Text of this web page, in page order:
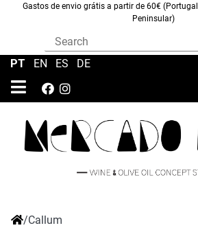
Gastos de envio grátis a partir de 60€
Peninsular)
PT EN ES DE
/Callum